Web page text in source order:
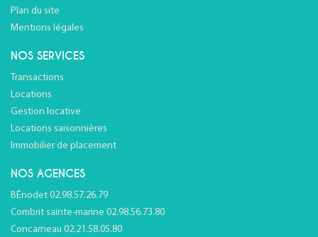
Plan du site
Mentions légales
NOS SERVICES
Transactions
Locations
Gestion locative
Locations saisonnières
Immobilier de placement
NOS AGENCES
BÉnodet 02.98.57.26.79
Combrit sainte-marine 02.98.56.73.80
Concarneau 02.21.58.05.80